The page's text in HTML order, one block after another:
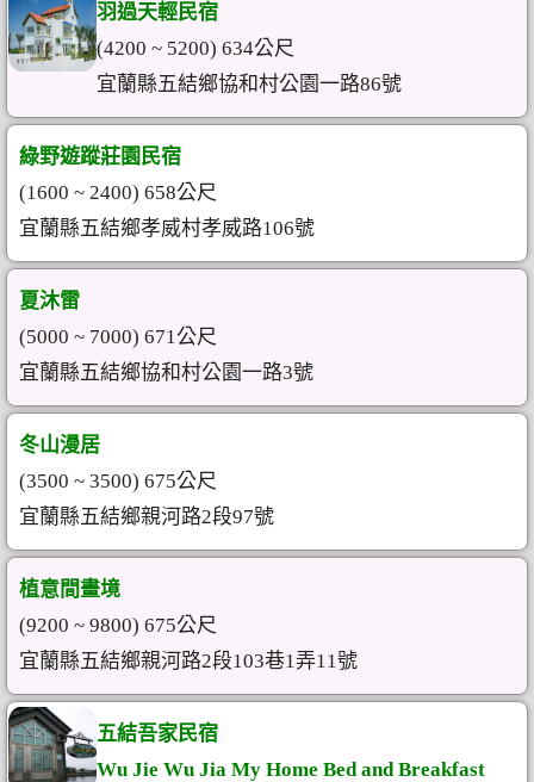
羽過天輕民宿
(4200 ~ 5200) 634公尺
宜蘭縣五結鄉協和村公園一路86號
綠野遊蹤莊園民宿
(1600 ~ 2400) 658公尺
宜蘭縣五結鄉孝威村孝威路106號
夏沐雷
(5000 ~ 7000) 671公尺
宜蘭縣五結鄉協和村公園一路3號
冬山漫居
(3500 ~ 3500) 675公尺
宜蘭縣五結鄉親河路2段97號
植意間畫境
(9200 ~ 9800) 675公尺
宜蘭縣五結鄉親河路2段103巷1弄11號
五結吾家民宿
Wu Jie Wu Jia My Home Bed and Breakfast